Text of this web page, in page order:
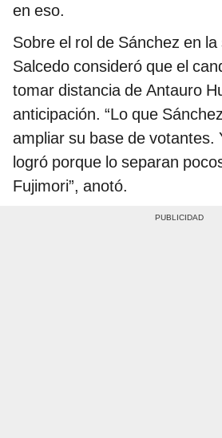
en eso.
Sobre el rol de Sánchez en
Salcedo consideró que el
tomar distancia de Antauro
anticipación. “Lo que
ampliar su base de votantes.
logró porque lo separan
Fujimori”, anotó.